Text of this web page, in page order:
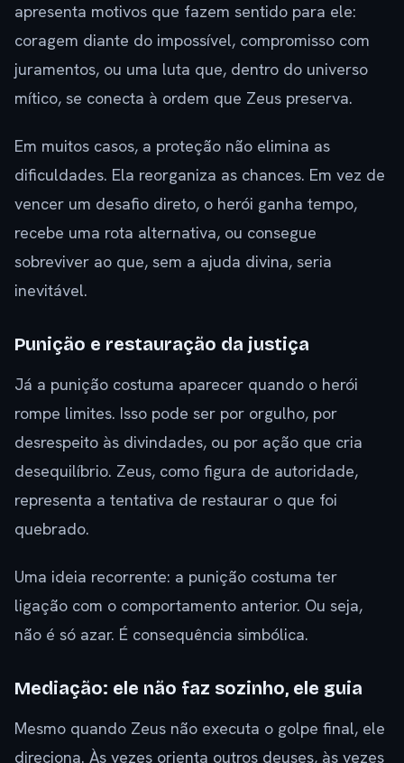
apresenta motivos que fazem sentido para ele:
coragem diante do impossível, compromisso com
juramentos, ou uma luta que, dentro do universo
mítico, se conecta à ordem que Zeus preserva.
Em muitos casos, a proteção não elimina as
dificuldades. Ela reorganiza as chances. Em vez de
vencer um desafio direto, o herói ganha tempo,
recebe uma rota alternativa, ou consegue
sobreviver ao que, sem a ajuda divina, seria
inevitável.
Punição e restauração da justiça
Já a punição costuma aparecer quando o herói
rompe limites. Isso pode ser por orgulho, por
desrespeito às divindades, ou por ação que cria
desequilíbrio. Zeus, como figura de autoridade,
representa a tentativa de restaurar o que foi
quebrado.
Uma ideia recorrente: a punição costuma ter
ligação com o comportamento anterior. Ou seja,
não é só azar. É consequência simbólica.
Mediação: ele não faz sozinho, ele guia
Mesmo quando Zeus não executa o golpe final, ele
direciona. Às vezes orienta outros deuses, às vezes